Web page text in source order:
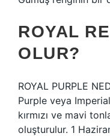
ROYAL
OLUR?
ROYAL PURPLE
Purple veya
kırmızı ve mavi
oluşturulur. 1